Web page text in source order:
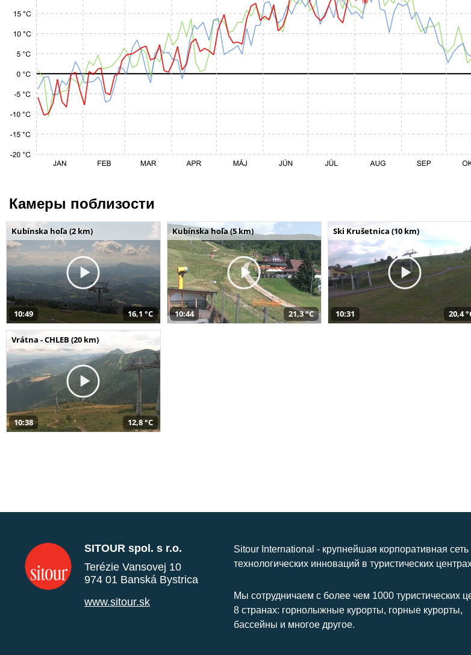
Камеры поблизости
Kubínska hoľa (2 km)
10:49 16,1 °C
Kubínska hoľa (5 km)
10:44 21,3 °C
Ski Krušetnica (10 km)
10:31 20,4
Vrátna - CHLEB (20 km)
10:38 12,8 °C
SITOUR spol. s r.o.
Terézie Vansovej 10
974 01 Banská Bystrica
www.sitour.sk
Sitour International - крупнейшая корпоративная сеть
технологических инноваций в туристических
Мы сотрудничаем с более чем 1000 туристических
8 странах: горнолыжные курорты, горные курорты,
бассейны и многое другое.